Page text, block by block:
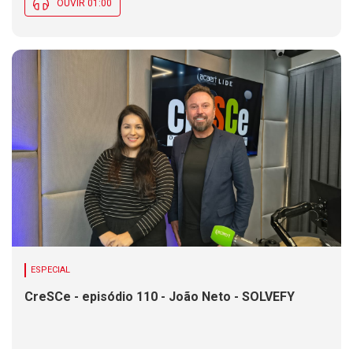
OUVIR 01:00
ESPECIAL
CreSCe - episódio 110 - João Neto - SOLVEFY